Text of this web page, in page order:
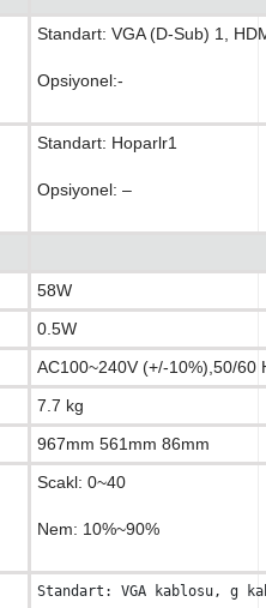
Standart: VGA (D-Sub) 1,
Opsiyonel:-
Standart: Hoparlr1
Opsiyonel: –
58W
0.5W
AC100~240V (+/-10%),50/60
7.7 kg
967mm 561mm 86mm
Scakl: 0~40
Nem: 10%~90%
Standart: VGA kablosu, g